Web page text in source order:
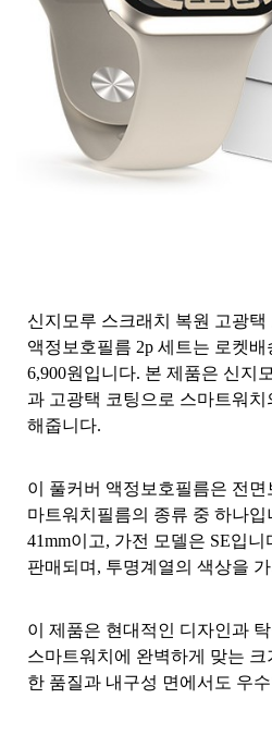
신지모루 스크래치 복원 고광
액정보호필름 2p 세트는 로켓
6,900원입니다. 본 제품은 신지
과 고광택 코팅으로 스마트워
해줍니다.
이 풀커버 액정보호필름은 전
마트워치필름의 종류 중 하나
41mm이고, 가전 모델은 SE입
판매되며, 투명계열의 색상을
이 제품은 현대적인 디자인과
스마트워치에 완벽하게 맞는
한 품질과 내구성 면에서도 우